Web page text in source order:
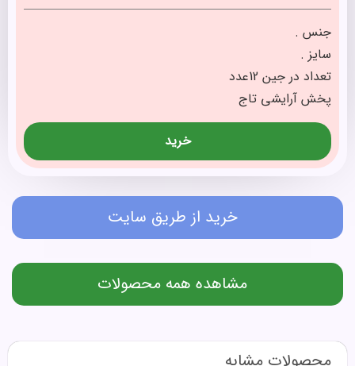
جنس .
سایز .
تعداد در جین 12عدد
پخش آرایشی تاج
خرید
خرید از طریق سایت
مشاهده همه محصولات
محصولات مشابه